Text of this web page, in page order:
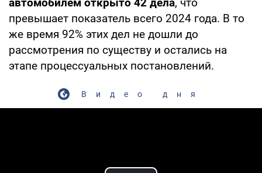
превышает показатель всего 2024 года. В то
же время 92% этих дел не дошли до
рассмотрения по существу и остались на
этапе процессуальных постановлений.
Видео дня